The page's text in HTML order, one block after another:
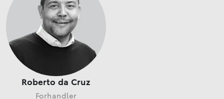
Roberto da Cruz
Forhandler